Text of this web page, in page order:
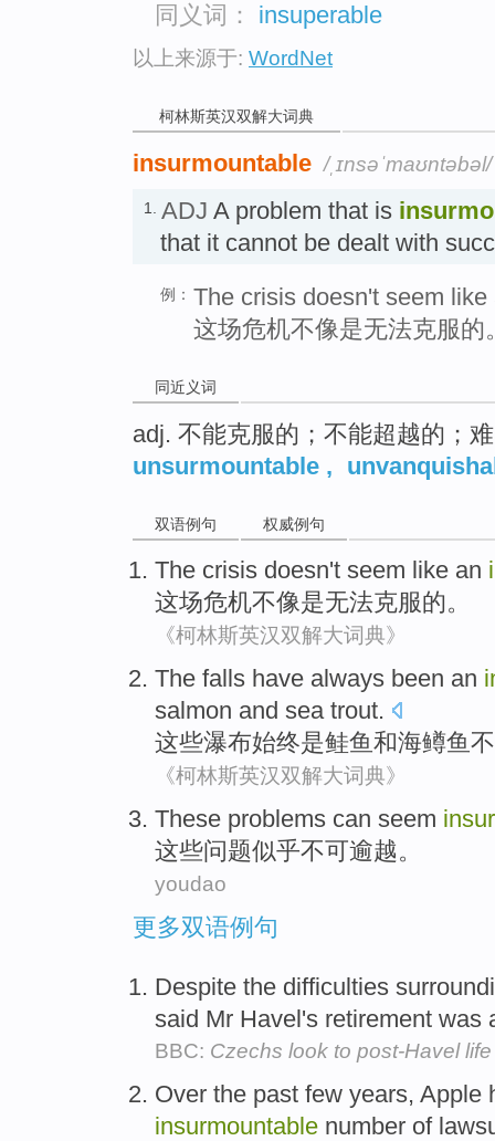
同义词： insuperable
以上来源于: WordNet
柯林斯英汉双解大词典
insurmountable /ˌɪnsəˈmaʊntəbəl/
1. ADJ A problem that is
that it cannot be dealt with
例： The crisis doesn't seem
这场危机不像是无法克服的
同近义词
adj. 不能克服的；不能超越的；
unsurmountable ,
双语例句 权威例句
The crisis doesn't seem like an
这场危机不像是无法克服的。
《柯林斯英汉双解大词典》
The falls have always been an
salmon and sea trout.
这些瀑布始终是鲑鱼和海鳟鱼
《柯林斯英汉双解大词典》
These problems can seem
这些问题似乎不可逾越。
youdao
更多双语例句
Despite the difficulties
said Mr Havel's retirement was
BBC: Czechs look to post-Havel life
Over the past few years, Apple
insurmountable number of